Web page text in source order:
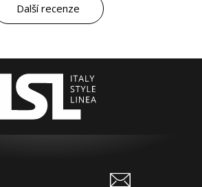
Další recenze